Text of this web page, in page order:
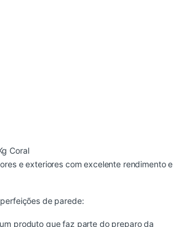
Coral
e exteriores com excelente rendimento e
de parede:
produto que faz parte do preparo da